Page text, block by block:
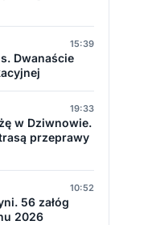
15:39
Dwanaście
19:33
w Dziwnowie.
przeprawy
10:52
56 załóg
2026